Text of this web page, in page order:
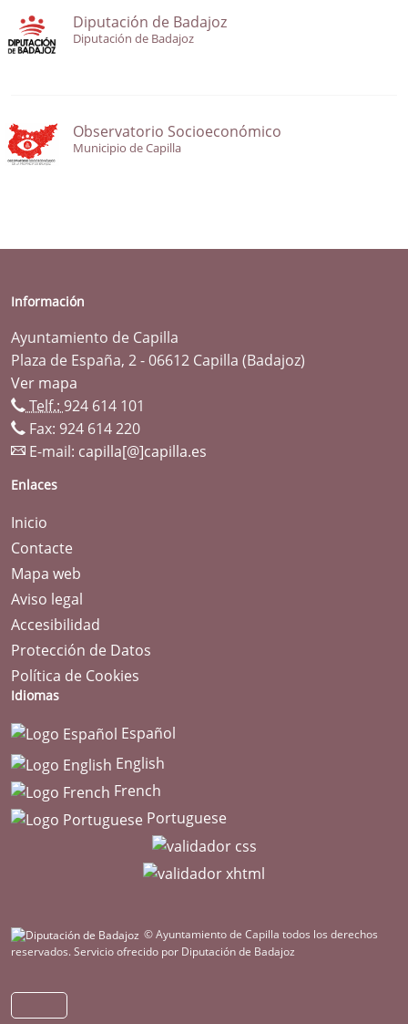
Diputación de Badajoz
Diputación de Badajoz
Observatorio Socioeconómico
Municipio de Capilla
Información
Ayuntamiento de Capilla
Plaza de España, 2 - 06612 Capilla (Badajoz)
Ver mapa
Telf.: 924 614 101
Fax: 924 614 220
E-mail: capilla[@]capilla.es
Enlaces
Inicio
Contacte
Mapa web
Aviso legal
Accesibilidad
Protección de Datos
Política de Cookies
Idiomas
Español
English
French
Portuguese
© Ayuntamiento de Capilla todos los derechos
reservados.Servicio ofrecido por Diputación de Badajoz